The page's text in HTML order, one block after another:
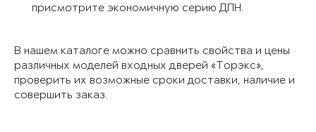
присмотрите экономичную серию ДПН.
В нашем каталоге можно сравнить свойства и цены
различных моделей входных дверей «Торэкс»,
проверить их возможные сроки доставки, наличие и
совершить заказ.